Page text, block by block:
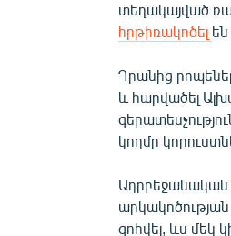
տեղակայված
հրթիռակոծել
Դրանից
և հարվածել
կողմը
Ադրբեջանական
զոհվել, ևս մեկ